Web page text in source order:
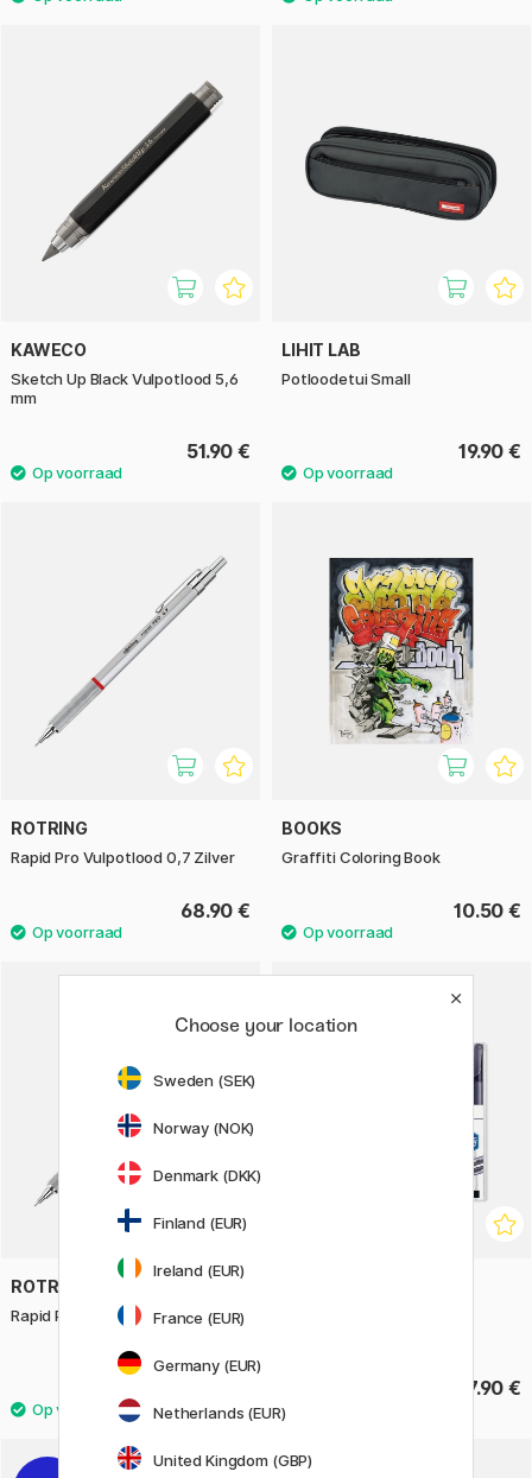
KAWECO
Sketch Up Black Vulpotlood 5,6
mm
51.90 €
LIHIT LAB
Potloodetui Small
19.90 €
ROTRING
Rapid Pro Vulpotlood 0,7 Zilver
68.90 €
BOOKS
Graffiti Coloring Book
10.50 €
ROTRING
Rapid Pro Vulpotlood 0,5 Zilver
17.90 €
Choose your location
Sweden (SEK)
Norway (NOK)
Denmark (DKK)
Finland (EUR)
Ireland (EUR)
France (EUR)
Germany (EUR)
Netherlands (EUR)
United Kingdom (GBP)